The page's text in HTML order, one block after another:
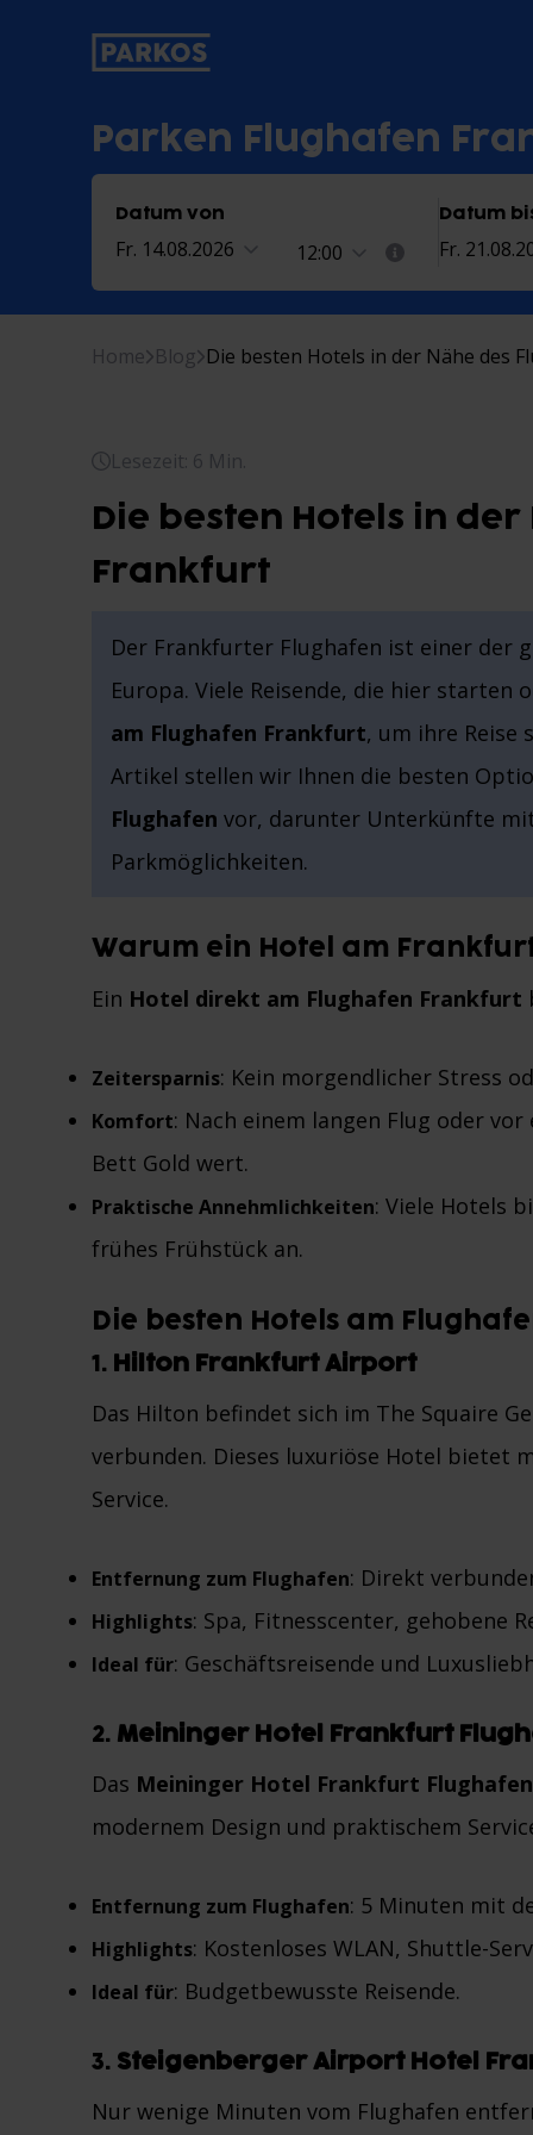
Parken Flughafen
Datum von
Fr. 14.08.2026 12:00
Datum
Fr.
Home Blog Die besten Hotels in der Nähe des
Lesezeit: 6 Min.
Die besten Hotels in
Frankfurt
Der Frankfurter Flughafen ist einer der
Europa. Viele Reisende, die hier starten
am Flughafen Frankfurt, um ihre Reise
Artikel stellen wir Ihnen die besten
Flughafen vor, darunter Unterkünfte
Parkmöglichkeiten.
Warum ein Hotel am
Ein Hotel direkt am Flughafen Frankfurt
Zeitersparnis: Kein morgendlicher Stress
Komfort: Nach einem langen Flug oder
Bett Gold wert.
Praktische Annehmlichkeiten: Viele Hotels
frühes Frühstück an.
Die besten Hotels am
1. Hilton Frankfurt Airport
Das Hilton befindet sich im The Squaire
verbunden. Dieses luxuriöse Hotel bietet
Service.
Entfernung zum Flughafen: Direkt
Highlights: Spa, Fitnesscenter, gehobene
Ideal für: Geschäftsreisende und
2. Meininger Hotel Frankfurt
Das Meininger Hotel Frankfurt Flughafen
modernem Design und praktischem
Entfernung zum Flughafen: 5 Minuten mit
Highlights: Kostenloses WLAN, Shuttle-
Ideal für: Budgetbewusste Reisende.
3. Steigenberger Airport Hotel
Nur wenige Minuten vom Flughafen